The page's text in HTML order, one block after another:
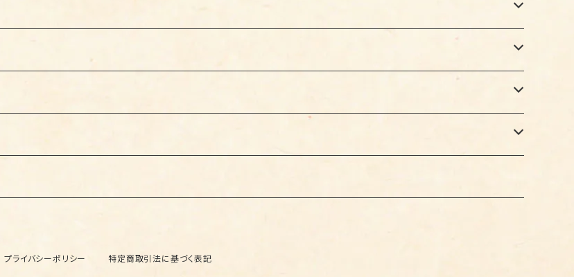
プライバシーポリシー 特定商取引法に基づく表記